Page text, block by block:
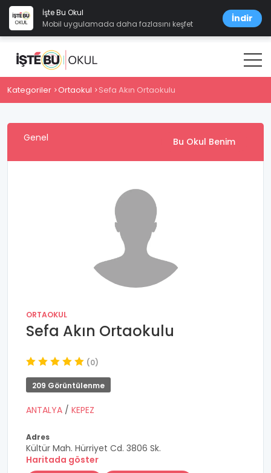
İşte Bu Okul
Mobil uygulamada daha fazlasını keşfet
İndir
Kategoriler Ortaokul Sefa Akın Ortaokulu
Genel Bu Okul Benim
ORTAOKUL
Sefa Akın Ortaokulu
(0)
209 Görüntülenme
ANTALYA / KEPEZ
Adres
Kültür Mah. Hürriyet Cd. 3806 Sk.
Haritada göster